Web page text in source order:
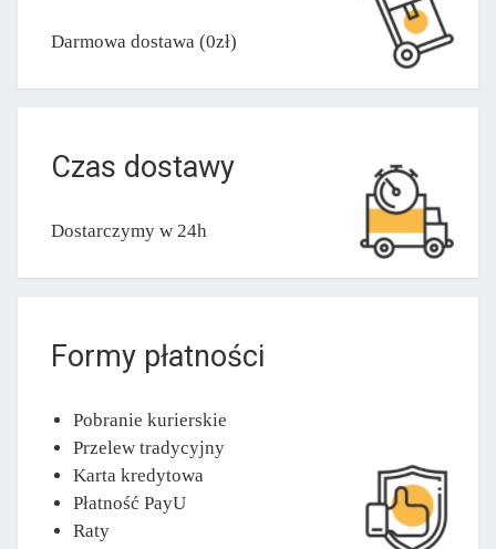
Darmowa dostawa (0zł)
Czas dostawy
Dostarczymy w 24h
Formy płatności
Pobranie kurierskie
Przelew tradycyjny
Karta kredytowa
Płatność PayU
Raty